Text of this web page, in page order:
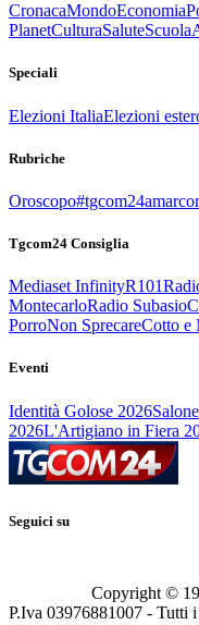
CronacaMondoEconomia
PlanetCulturaSaluteScuola
Speciali
Elezioni ItaliaElezioni
Rubriche
Oroscopo
Tgcom24 Consiglia
Mediaset InfinityR101
MontecarloRadio Subasio
PorroNon SprecareCotto e
Eventi
Identità Golose 2026
2026L'Artigiano in Fiera
Seguici su
Copyright ©
P.Iva 03976881007 - Tutti